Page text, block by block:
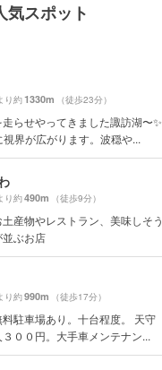
気スポット
り約1330m （徒歩23分）
らせやってきました諏訪湖〜✨
視界が広がります。波穏や...
り約490m （徒歩9分）
産物やレストラン、美味しそう
ぶお店
り約990m （徒歩17分）
駐車場あり。十台程度。 天守
００円。大手車メンテナン...